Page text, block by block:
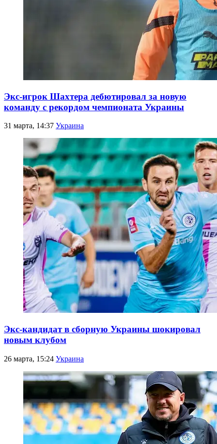
Экс-игрок Шахтера дебютировал за новую
команду с рекордом чемпионата Украины
31 марта, 14:37 Украина
Экс-кандидат в сборную Украины шокировал
новым клубом
26 марта, 15:24 Украина